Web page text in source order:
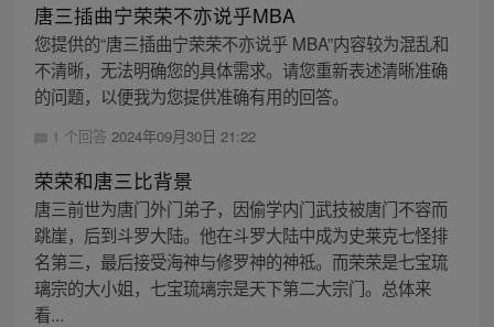
唐三插曲宁荣荣不亦说乎MBA
您提供的“唐三插曲宁荣荣不亦说乎 MBA”内容较为混乱和
不清晰，无法明确您的具体需求。请您重新表述清晰准确
的问题，以便我为您提供准确有用的回答。
1 个回答 2024年09月30日 21:22
荣荣和唐三比背景
唐三前世为唐门外门弟子，因偷学内门武技被唐门不容而
跳崖，后到斗罗大陆。他在斗罗大陆中成为史莱克七怪排
名第三，最后接受海神与修罗神的神祗。而荣荣是七宝琉
璃宗的大小姐，七宝琉璃宗是天下第二大宗门。总体来
看...